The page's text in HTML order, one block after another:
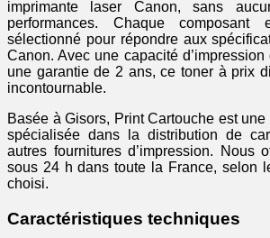
imprimante laser Canon, sans
performances. Chaque composant
sélectionné pour répondre aux
Canon. Avec une capacité
une garantie de 2 ans, ce toner à prix
incontournable.
Basée à Gisors, Print Cartouche est
spécialisée dans la distribution de
autres fournitures d’impression. Nous
sous 24 h dans toute la France, selon
choisi.
Caractéristiques techniques